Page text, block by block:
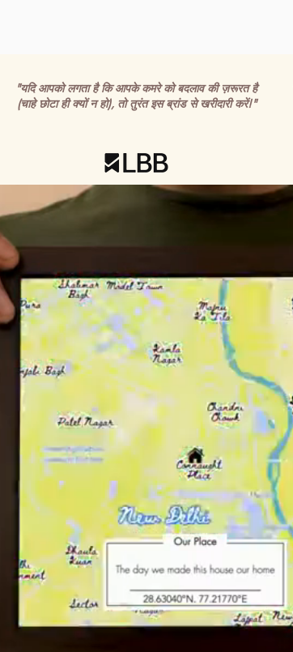
"यदि आपको लगता है कि आपके कमरे को बदलाव की ज़रूरत है
(चाहे छोटा ही क्यों न हो), तो तुरंत इस ब्रांड से खरीदारी करें!"